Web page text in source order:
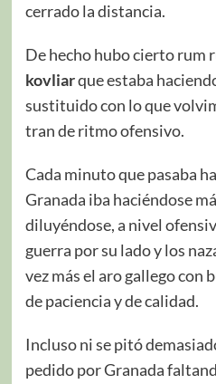
cerrado la distancia.
De hecho hubo cierto rum
kovliarque estaba
sustituido con lo que
tran de ritmo ofensivo.
Cada minuto que pasaba
Granada iba haciéndose
diluyéndose, a nivel
guerra por su lado y los
vez más el aro gallego con
de paciencia y de calidad.
Incluso ni se pitó
pedido por Granada